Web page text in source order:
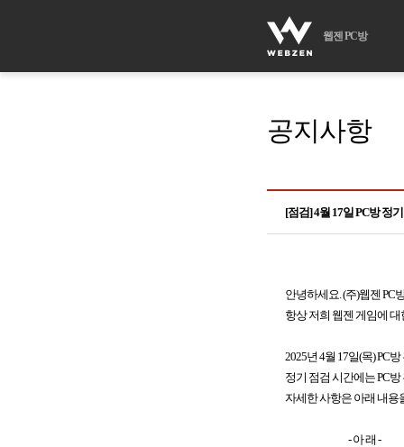
웹젠 PC방
공지사항
[점검] 4월 17일 PC방 정
안녕하세요. (주)웹젠 PC
항상 저희 웹젠 게임에
2025년 4월 17일(목) PC
정기 점검 시간에는 PC
자세한 사항은 아래 내용
- 아 래 -